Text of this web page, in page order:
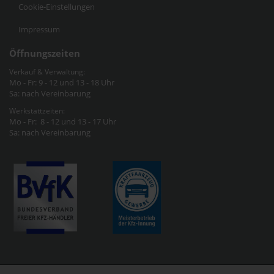
Cookie-Einstellungen
Impressum
Öffnungszeiten
Verkauf & Verwaltung:
Mo - Fr: 9 - 12 und 13 - 18 Uhr
Sa: nach Vereinbarung
Werkstattzeiten:
Mo - Fr: 8 - 12 und 13 - 17 Uhr
Sa: nach Vereinbarung